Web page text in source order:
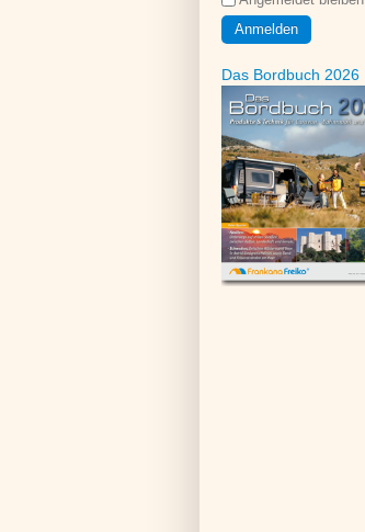
Anmelden
Das Bordbuch 2026